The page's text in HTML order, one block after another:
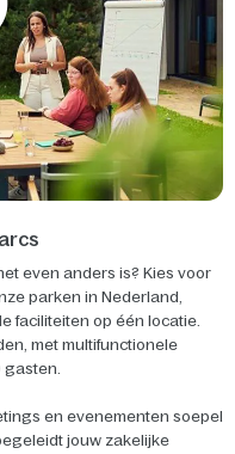
even anders is? Kies voor
parken in Nederland,
faciliteiten op één locatie.
met multifunctionele
gasten.
en evenementen soepel
jouw zakelijke